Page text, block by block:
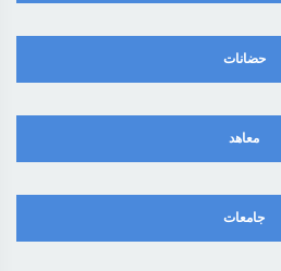
حضانات
معاهد
جامعات